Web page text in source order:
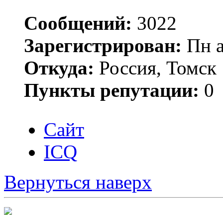
Сообщений: 3022
Зарегистрирован: Пн
Откуда: Россия, Томск
Пункты репутации: 0
Сайт
ICQ
Вернуться наверх